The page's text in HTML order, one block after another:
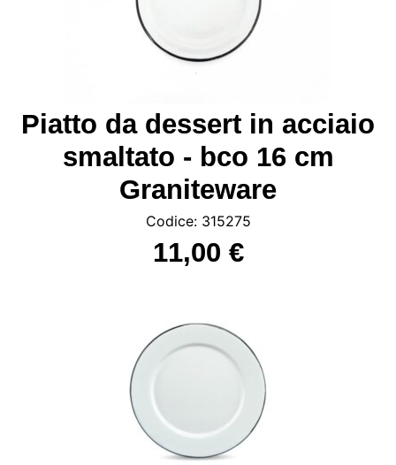
Piatto da dessert in acciaio
smaltato - bco 16 cm
Graniteware
Codice: 315275
11,00 €